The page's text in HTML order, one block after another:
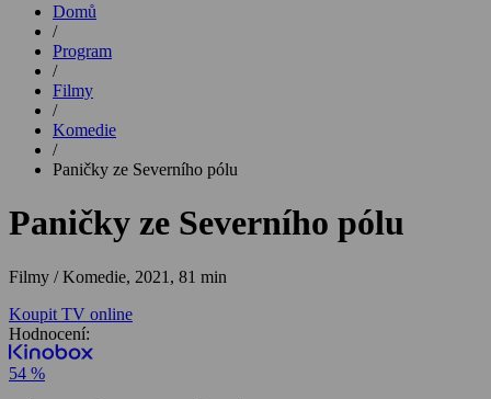
Domů
/
Program
/
Filmy
/
Komedie
/
Paničky ze Severního pólu
Paničky ze Severního pólu
Filmy / Komedie, 2021, 81 min
Koupit TV online
Hodnocení:
54 %